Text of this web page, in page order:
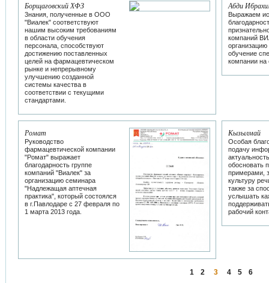
Борщаговский ХФЗ
3нания, полученные в ООО
"Виалек" соответствуют
нашим высоким требованиям
в области обучения
персонала, способствуют
достижению поставленных
целей на фармацевтическом
рынке и непрерывному
улучшению созданной
системы качества в
соответствии с текущими
стандартами.
Абди
Выражаем
компаний
обучение
компании на
Ромат
Руководство
фармацевтической компании
"Ромат" выражает
благодарность группе
компаний "Виалек" за
организацию семинара
"Надлежащая аптечная
практика", который состоялся
в г.Павлодаре с 27 февраля по
1 марта 2013 года.
Кызылмай
Особая
подачу
обосновать
примерами,
культуру
также за
услышать
рабочий
1 2 3 4 5 6